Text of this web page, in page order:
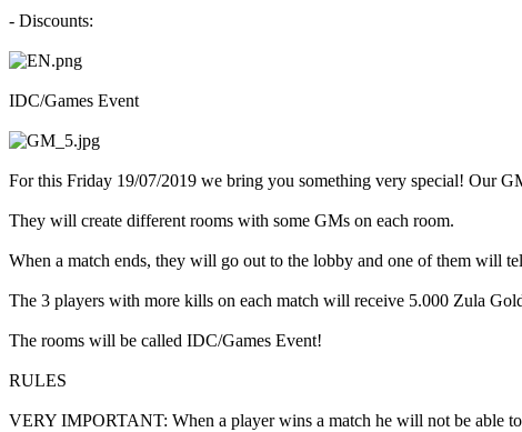
SV
TH
TR
VI
ZH
Игра
Геймплей
События
Медиа
Форум
- Discounts:
IDC/Games Event
For this Friday 19/07/2019 we bring you something very special! Our
They will create different rooms with some GMs on each room.
When a match ends, they will go out to the lobby and one of them will
The 3 players with more kills on each match will receive 5.000 Zula
The rooms will be called IDC/Games Event!
​RULES
​VERY IMPORTANT: When a player wins a match he will not be able